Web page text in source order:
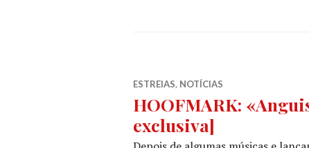
ESTREIAS, NOTÍCIAS
HOOFMARK:
exclusiva]